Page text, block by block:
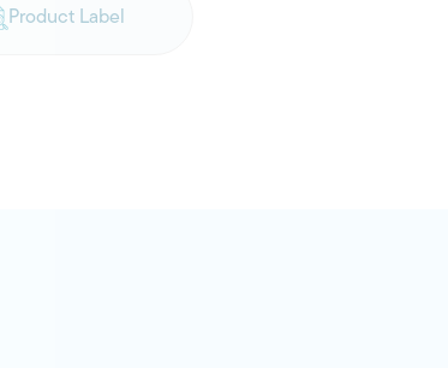
Product Label